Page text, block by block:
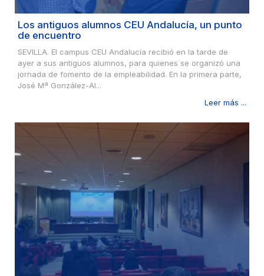
Los antiguos alumnos CEU Andalucía, un punto
de encuentro
SEVILLA. El campus CEU Andalucía recibió en la tarde de
ayer a sus antiguos alumnos, para quienes se organizó una
jornada de fomento de la empleabilidad. En la primera parte,
José Mª González-Al...
Leer más ...